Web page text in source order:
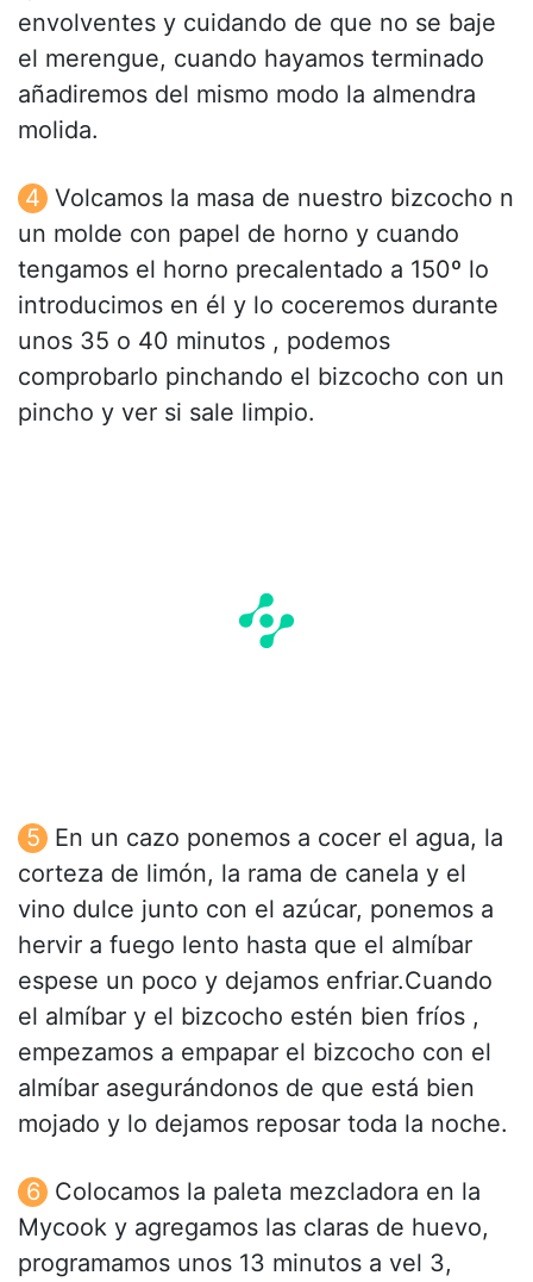
envolventes y cuidando de que no se baje
el merengue, cuando hayamos terminado
añadiremos del mismo modo la almendra
molida.
Volcamos la masa de nuestro bizcocho n
un molde con papel de horno y cuando
tengamos el horno precalentado a 150º lo
introducimos en él y lo coceremos durante
unos 35 o 40 minutos , podemos
comprobarlo pinchando el bizcocho con un
pincho y ver si sale limpio.
En un cazo ponemos a cocer el agua, la
corteza de limón, la rama de canela y el
vino dulce junto con el azúcar, ponemos a
hervir a fuego lento hasta que el almíbar
espese un poco y dejamos enfriar.Cuando
el almíbar y el bizcocho estén bien fríos ,
empezamos a empapar el bizcocho con el
almíbar asegurándonos de que está bien
mojado y lo dejamos reposar toda la noche.
Colocamos la paleta mezcladora en la
Mycook y agregamos las claras de huevo,
programamos unos 13 minutos a vel 3,